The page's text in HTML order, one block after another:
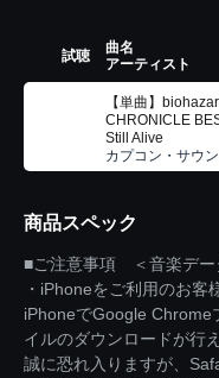
試聴
曲名
アーティスト
【単曲】
CHRONICLE
Still Alive
カプコン・サウ
商品スペック
■ご注意事項 ＜音楽デー
・iPhoneをご利用のお客
iPhoneでGoogle Chrome
イルのダウンロードが行
誠に恐れ入りますが、